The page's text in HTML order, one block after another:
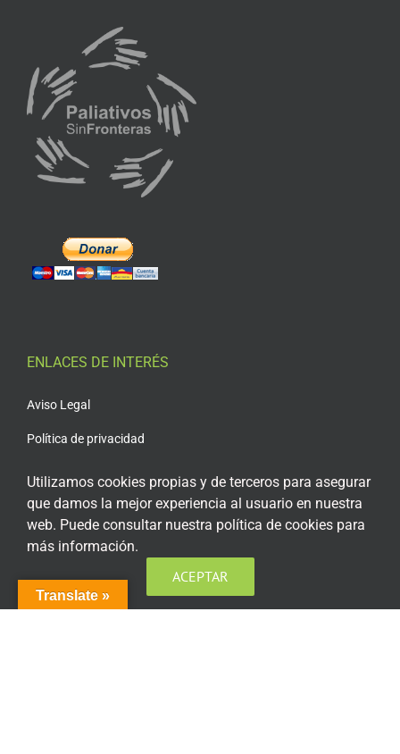
ENLACES DE INTERÉS
Aviso Legal
Política de privacidad
Política de cookies
Condiciones generales de contratación
Acceso plataforma de teleformación
Translate »
Utilizamos cookies propias y de terceros para asegurar
que damos la mejor experiencia al usuario en nuestra
web. Puede consultar nuestra política de cookies para
más información.
ACEPTAR